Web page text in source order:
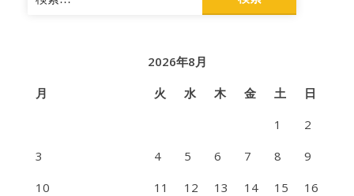
索:
2026年8月
月
火 水 木 金 土
日
1
2
3
4 5 6 7 8
9
10
11 12 13 14 15
16